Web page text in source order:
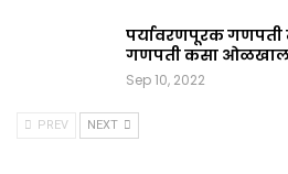
पर्यावरणपूरक गणपती
गणपती कसा ओळखाल
Sep 10, 2022
PREV NEXT